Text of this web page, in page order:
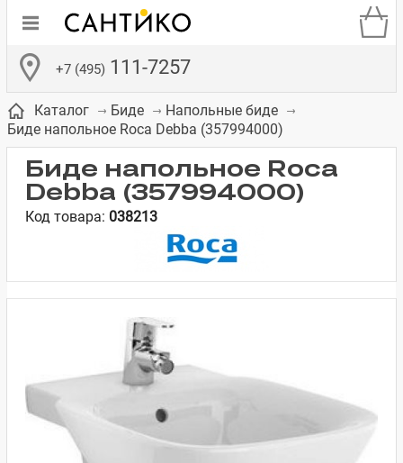
+7 (495) 111-7257
Бачки для
Сиденья для
унитазов
Смесители для
Зеркало-шкаф
Полки в ванную
комнату
Каталог Биде
Напольные биде
Биде напольное Roca Debba (357994000)
Биде напольное Roca
Debba (357994000)
Код товара: 038213